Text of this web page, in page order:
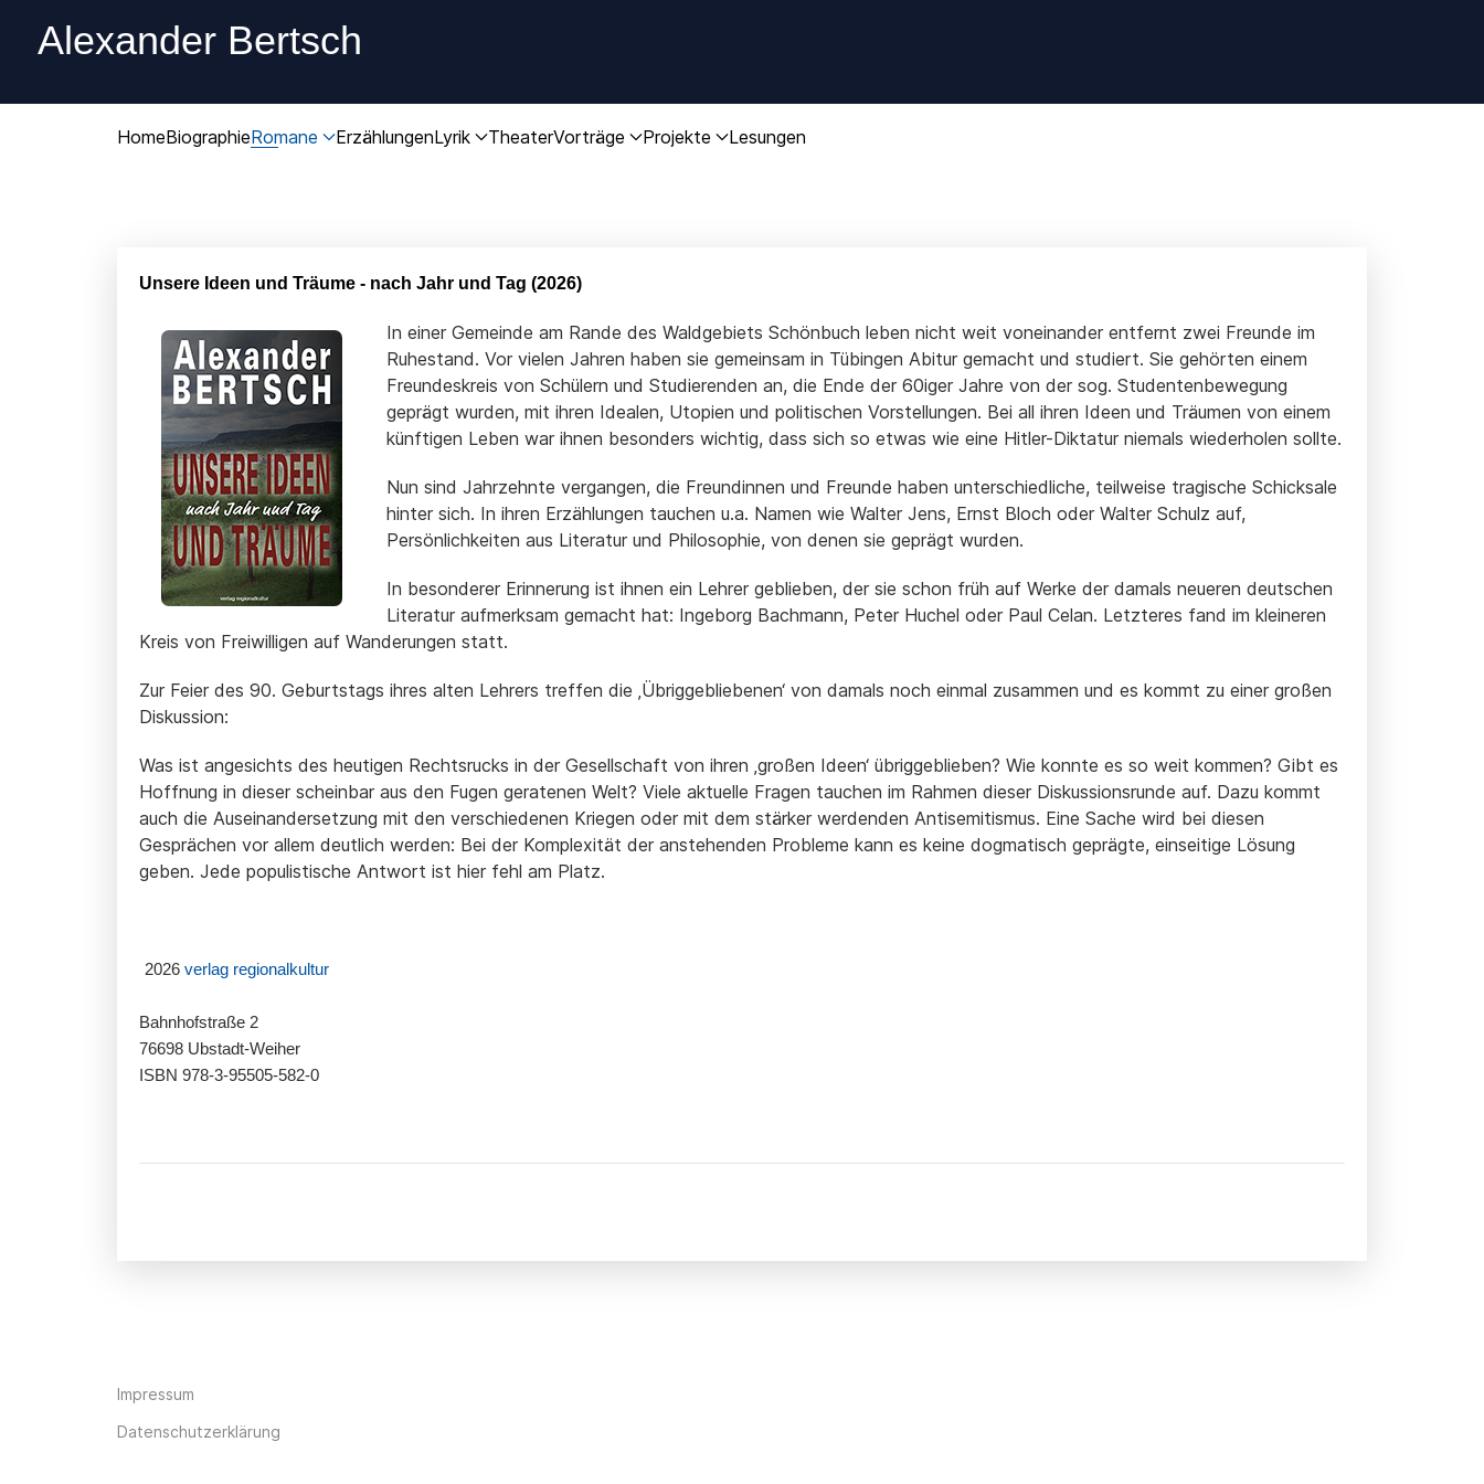
Alexander Bertsch
HomeBiographieRomane ErzählungenLyrik TheaterVorträge Projekte Lesungen
Unsere Ideen und Träume - nach Jahr und Tag (2026)
In einer Gemeinde am Rande des Waldgebiets Schönbuch leben nicht weit voneinander entfernt zwei Freunde im
Ruhestand. Vor vielen Jahren haben sie gemeinsam in Tübingen Abitur gemacht und studiert. Sie gehörten einem
Freundeskreis von Schülern und Studierenden an, die Ende der 60iger Jahre von der sog. Studentenbewegung
geprägt wurden, mit ihren Idealen, Utopien und politischen Vorstellungen. Bei all ihren Ideen und Träumen von einem
künftigen Leben war ihnen besonders wichtig, dass sich so etwas wie eine Hitler-Diktatur niemals wiederholen sollte.
Nun sind Jahrzehnte vergangen, die Freundinnen und Freunde haben unterschiedliche, teilweise tragische Schicksale
hinter sich. In ihren Erzählungen tauchen u.a. Namen wie Walter Jens, Ernst Bloch oder Walter Schulz auf,
Persönlichkeiten aus Literatur und Philosophie, von denen sie geprägt wurden.
In besonderer Erinnerung ist ihnen ein Lehrer geblieben, der sie schon früh auf Werke der damals neueren deutschen
Literatur aufmerksam gemacht hat: Ingeborg Bachmann, Peter Huchel oder Paul Celan. Letzteres fand im kleineren
Kreis von Freiwilligen auf Wanderungen statt.
Zur Feier des 90. Geburtstags ihres alten Lehrers treffen die ‚Übriggebliebenen‘ von damals noch einmal zusammen und es kommt zu einer großen
Diskussion:
Was ist angesichts des heutigen Rechtsrucks in der Gesellschaft von ihren ‚großen Ideen‘ übriggeblieben? Wie konnte es so weit kommen? Gibt es
Hoffnung in dieser scheinbar aus den Fugen geratenen Welt? Viele aktuelle Fragen tauchen im Rahmen dieser Diskussionsrunde auf. Dazu kommt
auch die Auseinandersetzung mit den verschiedenen Kriegen oder mit dem stärker werdenden Antisemitismus. Eine Sache wird bei diesen
Gesprächen vor allem deutlich werden: Bei der Komplexität der anstehenden Probleme kann es keine dogmatisch geprägte, einseitige Lösung
geben. Jede populistische Antwort ist hier fehl am Platz.
2026 verlag regionalkultur
Bahnhofstraße 2
76698 Ubstadt-Weiher
ISBN 978-3-95505-582-0
Impressum
Datenschutzerklärung